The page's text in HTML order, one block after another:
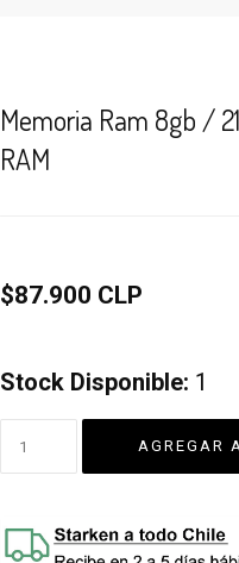
Memoria Ram 8gb /
RAM
$87.900 CLP
Stock Disponible: 1